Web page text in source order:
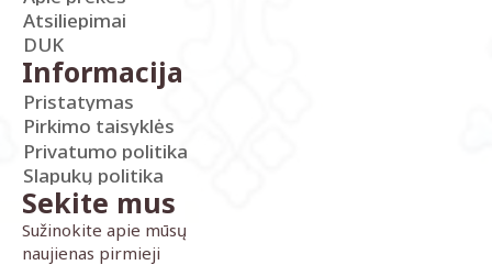
Atsiliepimai
DUK
Informacija
Pristatymas
Pirkimo taisyklės
Privatumo politika
Slapukų politika
Sekite mus
Sužinokite apie mūsų
naujienas pirmieji